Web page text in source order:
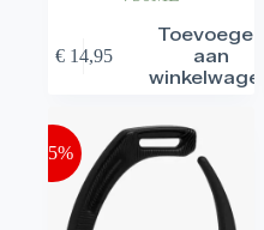
€14,95
Toevoegen
aan
winkelwagen
-15%